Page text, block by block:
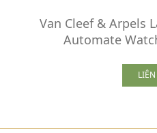
Van Cleef & Arpels
Automate